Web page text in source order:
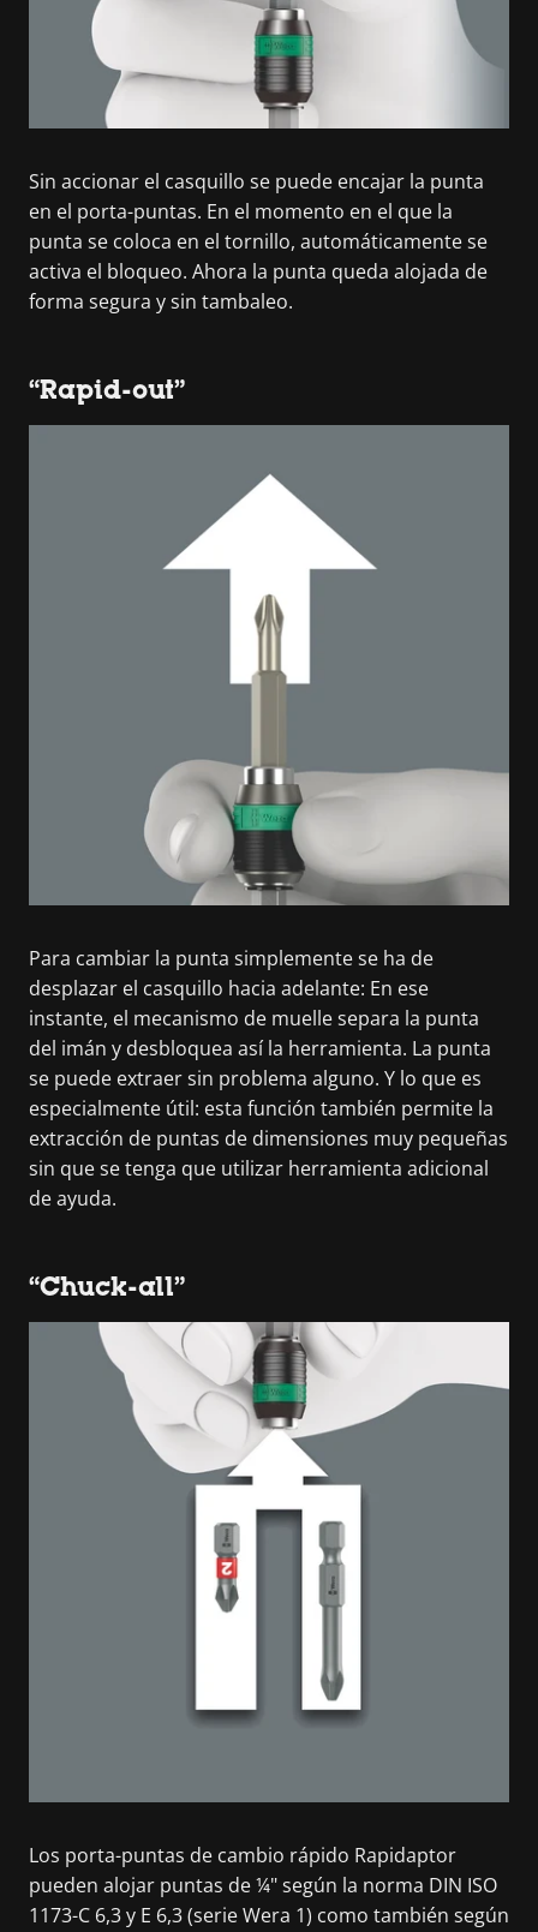
Sin accionar el casquillo se puede encajar la punta
en el porta-puntas. En el momento en el que la
punta se coloca en el tornillo, automáticamente se
activa el bloqueo. Ahora la punta queda alojada de
forma segura y sin tambaleo.
“Rapid-out”
Para cambiar la punta simplemente se ha de
desplazar el casquillo hacia adelante: En ese
instante, el mecanismo de muelle separa la punta
del imán y desbloquea así la herramienta. La punta
se puede extraer sin problema alguno. Y lo que es
especialmente útil: esta función también permite la
extracción de puntas de dimensiones muy pequeñas
sin que se tenga que utilizar herramienta adicional
de ayuda.
“Chuck-all”
Los porta-puntas de cambio rápido Rapidaptor
pueden alojar puntas de ¼" según la norma DIN ISO
1173-C 6,3 y E 6,3 (serie Wera 1) como también según